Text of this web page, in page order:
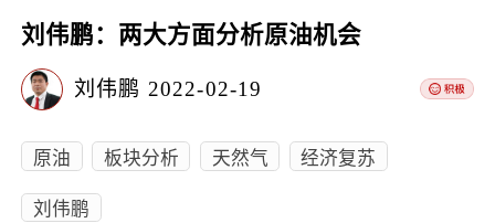
刘伟鹏：两大方面分析原油机会
刘伟鹏 2022-02-19
原油 板块分析 天然气
经济复苏
刘伟鹏